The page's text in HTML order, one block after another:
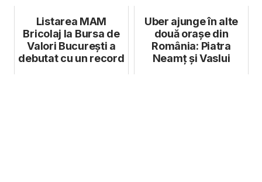
Listarea MAM
Bricolaj la Bursa de
Valori București a
debutat cu un record
Uber ajunge în alte
două orașe din
România: Piatra
Neamț și Vaslui